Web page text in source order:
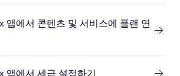
앱에서 콘텐츠 및 서비스에 플랜 연
앱에서 세금 설정하기